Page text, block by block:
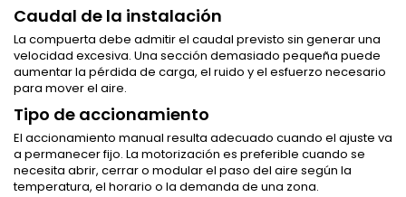
Caudal de la instalación
La compuerta debe admitir el caudal previsto sin generar una
velocidad excesiva. Una sección demasiado pequeña puede
aumentar la pérdida de carga, el ruido y el esfuerzo necesario
para mover el aire.
Tipo de accionamiento
El accionamiento manual resulta adecuado cuando el ajuste va
a permanecer fijo. La motorización es preferible cuando se
necesita abrir, cerrar o modular el paso del aire según la
temperatura, el horario o la demanda de una zona.